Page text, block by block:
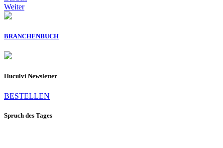
Weiter
BRANCHENBUCH
Huculvi Newsletter
BESTELLEN
Spruch des Tages